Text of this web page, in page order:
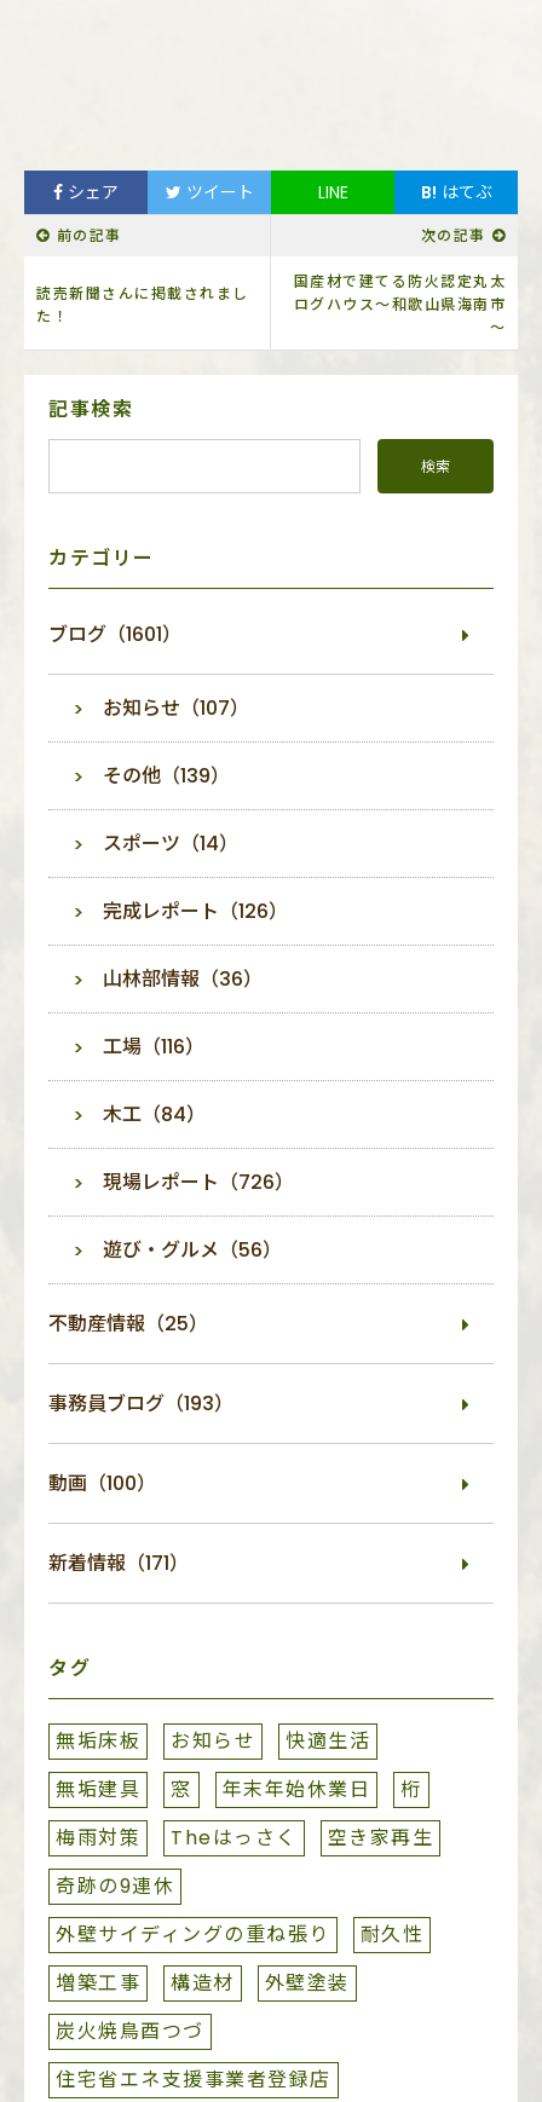
シェア ツイート LINE B! はてぶ
前の記事
読売新聞さんに掲載されまし
た！
次の記事
国産材で建てる防火認定丸太
ログハウス～和歌山県海南市
～
サ
ニ
記事検索
カテゴリー
ブログ（1601）
お知らせ（107）
その他（139）
スポーツ（14）
完成レポート（126）
山林部情報（36）
工場（116）
木工（84）
現場レポート（726）
遊び・グルメ（56）
不動産情報（25）
事務員ブログ（193）
動画（100）
新着情報（171）
タグ
無垢床板 お知らせ
快適生活
無垢建具
窓 年末年始休業日
桁
梅雨対策
Theはっさく
空き家再生
奇跡の9連休
外壁サイディングの重ね張り
耐久性
増築工事
構造材
外壁塗装
炭火焼鳥酉つづ
住宅省エネ支援事業者登録店